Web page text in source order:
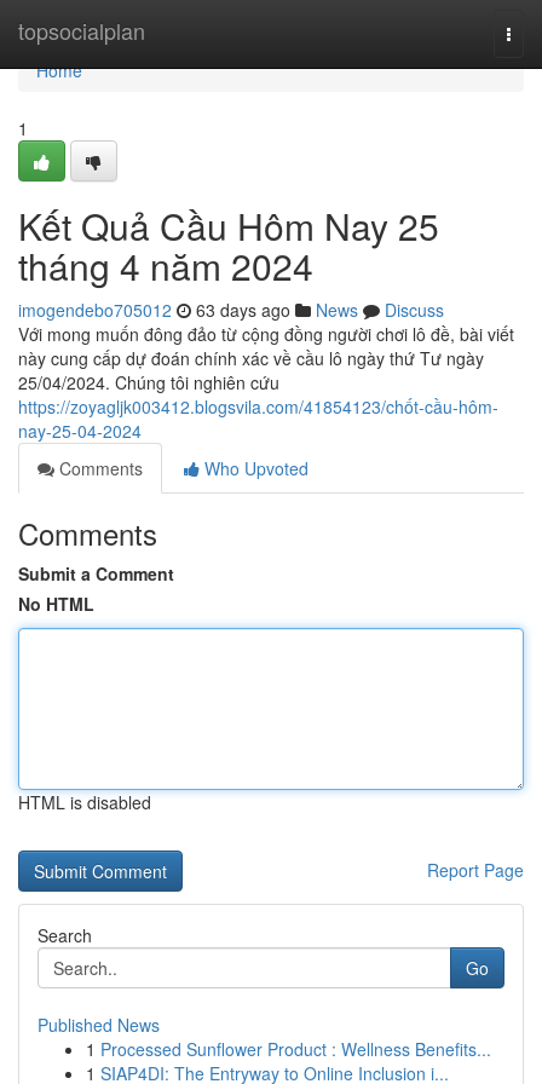
topsocialplan
Home
Home
1
Kết Quả Cầu Hôm Nay 25
tháng 4 năm 2024
imogendebo705012 63 days ago News
Discuss
Với mong muốn đông đảo từ cộng đồng người chơi lô đề, bài viết
này cung cấp dự đoán chính xác về cầu lô ngày thứ Tư ngày
25/04/2024. Chúng tôi nghiên cứu
https://zoyagljk003412.blogsvila.com/41854123/chốt-cầu-hôm-
nay-25-04-2024
Comments
Who Upvoted
Comments
Submit a Comment
No HTML
HTML is disabled
Report Page
Search
Go
Published News
1 Processed Sunflower Product : Wellness Benefits...
1 SIAP4DI: The Entryway to Online Inclusion i...